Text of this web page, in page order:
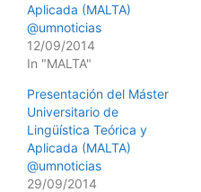
Aplicada (MALTA)
@umnoticias
12/09/2014
In "MALTA"
Presentación del Máster
Universitario de
Lingüística Teórica y
Aplicada (MALTA)
@umnoticias
29/09/2014